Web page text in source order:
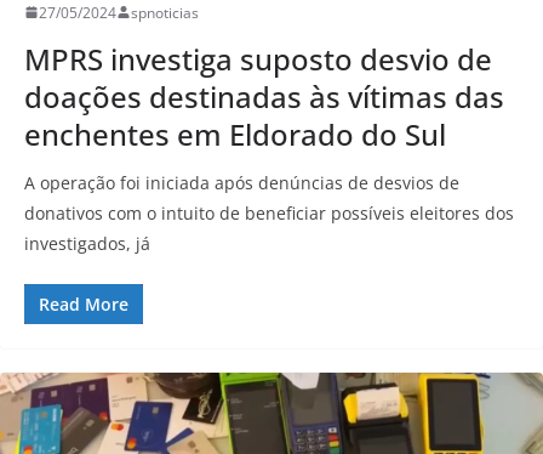
27/05/2024 spnoticias
MPRS investiga suposto desvio de
doações destinadas às vítimas das
enchentes em Eldorado do Sul
A operação foi iniciada após denúncias de desvios de
donativos com o intuito de beneficiar possíveis eleitores dos
investigados, já
Read More